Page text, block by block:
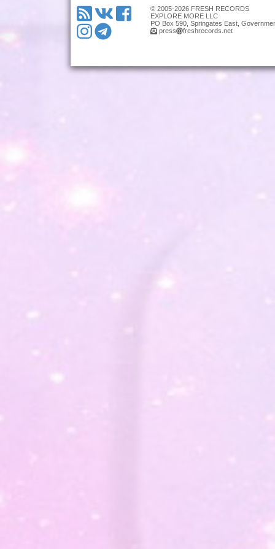
© 2005-2026 FRESH RECORDS
EXPLORE MORE LLC
PO Box 590, Springates East,
press
freshrecords.net